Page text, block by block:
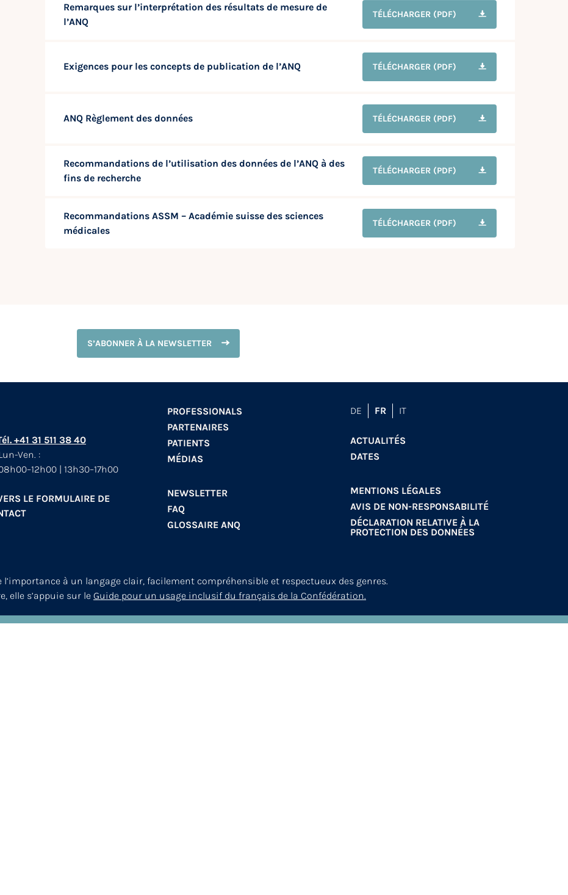
Remarques sur l’interprétation des résultats de mesure de
l’ANQ
TÉLÉCHARGER (PDF)
Exigences pour les concepts de publication de l’ANQ TÉLÉCHARGER (PDF)
ANQ Règlement des données TÉLÉCHARGER (PDF)
Recommandations de l’utilisation des données de l’ANQ à des
fins de recherche
TÉLÉCHARGER (PDF)
Recommandations ASSM – Académie suisse des sciences
médicales
TÉLÉCHARGER (PDF)
S’ABONNER À LA NEWSLETTER
+41 31 511 38 40
Ven. :
| 13h30–17h00
LE FORMULAIRE DE
PROFESSIONALS
PARTENAIRES
PATIENTS
MÉDIAS
NEWSLETTER
FAQ
GLOSSAIRE ANQ
DE FR IT
ACTUALITÉS
DATES
MENTIONS LÉGALES
AVIS DE NON-RESPONSABILITÉ
DÉCLARATION RELATIVE À LA
PROTECTION DES DONNÉES
l’importance à un langage clair, facilement compréhensible et respectueux des genres.
elle s’appuie sur le Guide pour un usage inclusif du français de la Confédération.